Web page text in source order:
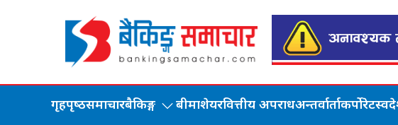
गृहपृष्‍ठसमाचारबैकिङ्ग बीमाशेयरवित्तीय अपराधअन्तर्वार्ताकर्पोरेट